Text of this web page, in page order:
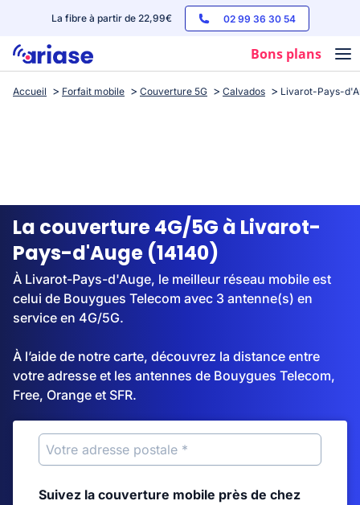
La fibre à partir de 22,99€ 02 99 36 30 54
Bons plans
Box internet
Streaming
Accueil Forfait mobile Couverture 5G Calvados Livarot-Pays-
La couverture 4G/5G à Livarot-
Pays-d'Auge (14140)
À Livarot-Pays-d'Auge, le meilleur réseau mobile est
celui de Bouygues Telecom avec 3 antenne(s) en
service en 4G/5G.
À l’aide de notre carte, découvrez la distance entre
votre adresse et les antennes de Bouygues Telecom,
Free, Orange et SFR.
Suivez la couverture mobile près de chez